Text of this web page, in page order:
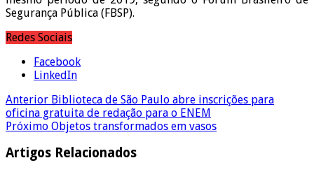
Segurança Pública (FBSP).
Redes Sociais
Facebook
LinkedIn
Anterior Biblioteca de São Paulo abre inscrições para
oficina gratuita de redação para o ENEM
Próximo Objetos transformados em vasos
Artigos Relacionados